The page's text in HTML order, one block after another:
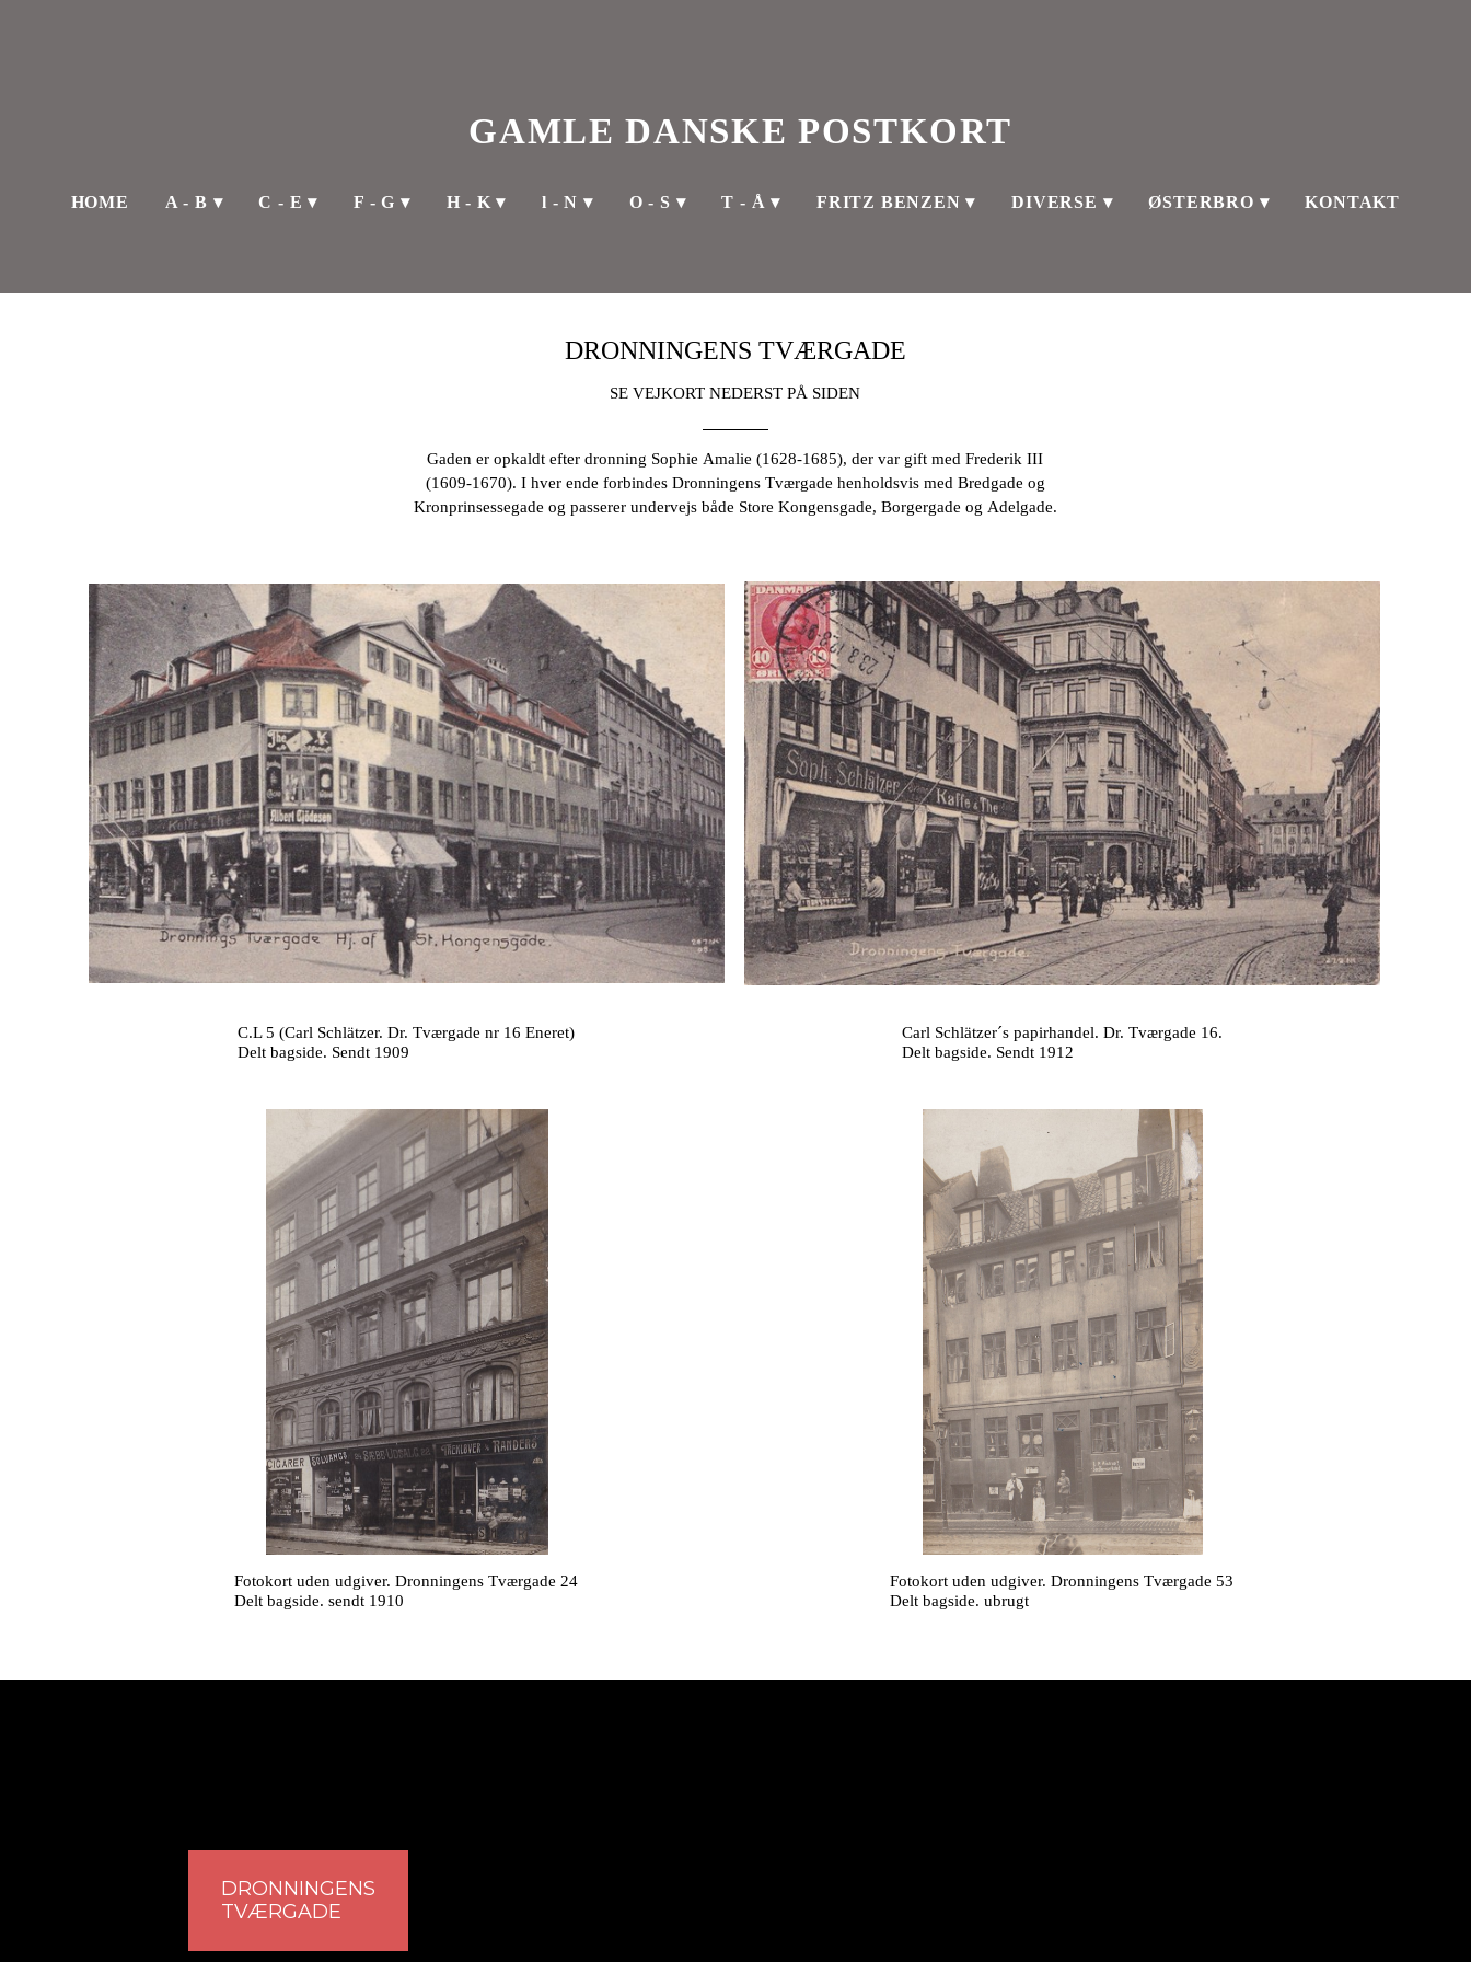
GAMLE DANSKE POSTKORT
HOME A - B C - E F - G H - K l - N O - S T - Å FRITZ BENZEN DIVERSE ØSTERBRO KONTAKT
DRONNINGENS TVÆRGADE
SE VEJKORT NEDERST PÅ SIDEN
Gaden er opkaldt efter dronning Sophie Amalie (1628-1685), der var gift med Frederik III
(1609-1670). I hver ende forbindes Dronningens Tværgade henholdsvis med Bredgade og
Kronprinsessegade og passerer undervejs både Store Kongensgade, Borgergade og Adelgade.
C.L 5 (Carl Schlätzer. Dr. Tværgade nr 16 Eneret)
Delt bagside. Sendt 1909
Carl Schlätzer´s papirhandel. Dr. Tværgade 16.
Delt bagside. Sendt 1912
Fotokort uden udgiver. Dronningens Tværgade 24
Delt bagside. sendt 1910
Fotokort uden udgiver. Dronningens Tværgade 53
Delt bagside. ubrugt
DRONNINGENS
TVÆRGADE